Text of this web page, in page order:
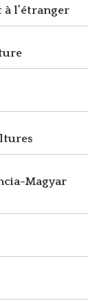
l’étranger
Magyar